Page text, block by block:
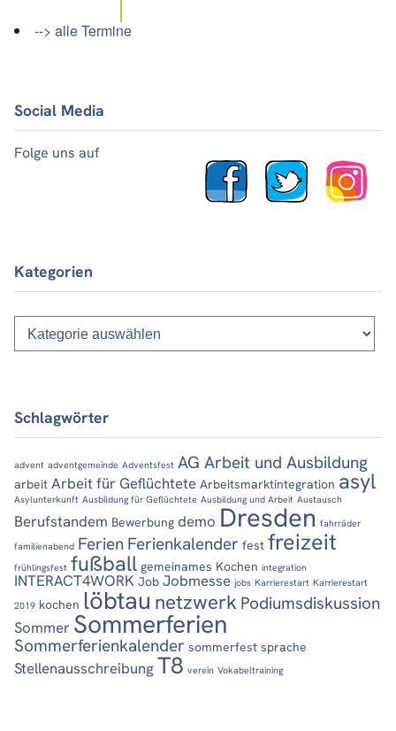
--> alle Termine
Social Media
Folge uns auf
Kategorien
Kategorien
Schlagwörter
advent adventgemeinde Adventsfest AG Arbeit und Ausbildung
arbeit Arbeit für Geflüchtete Arbeitsmarktintegration asyl
Asylunterkunft Ausbildung für Geflüchtete Ausbildung und Arbeit Austausch
Berufstandem Bewerbung demo Dresden fahrräder
familienabend Ferien Ferienkalender fest freizeit
frühlingsfest fußball gemeinames Kochen integration
INTERACT4WORK Job Jobmesse jobs Karrierestart Karrierestart
2019 kochen löbtau netzwerk Podiumsdiskussion
Sommer Sommerferien
Sommerferienkalender sommerfest sprache
Stellenausschreibung T8 verein Vokabeltraining